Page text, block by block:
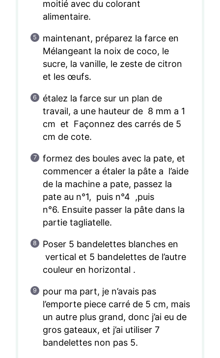
moitié avec du colorant
alimentaire.
maintenant, préparez la farce en
Mélangeant la noix de coco, le
sucre, la vanille, le zeste de citron
et les œufs.
étalez la farce sur un plan de
travail, a une hauteur de 8 mm a 1
cm et Façonnez des carrés de 5
cm de cote.
formez des boules avec la pate, et
commencer a étaler la pâte a l’aide
de la machine a pate, passez la
pate au n°1, puis n°4 ,puis
n°6. Ensuite passer la pâte dans la
partie tagliatelle.
Poser 5 bandelettes blanches en
vertical et 5 bandelettes de l’autre
couleur en horizontal .
pour ma part, je n’avais pas
l’emporte piece carré de 5 cm, mais
un autre plus grand, donc j’ai eu de
gros gateaux, et j’ai utiliser 7
bandelettes non pas 5.